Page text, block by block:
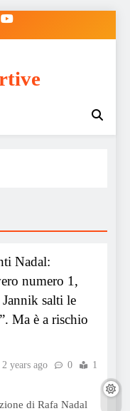
Nadal:
numero 1,
Jannik salti le
Ma è a rischio
2 years ago 0
1
di Rafa Nadal